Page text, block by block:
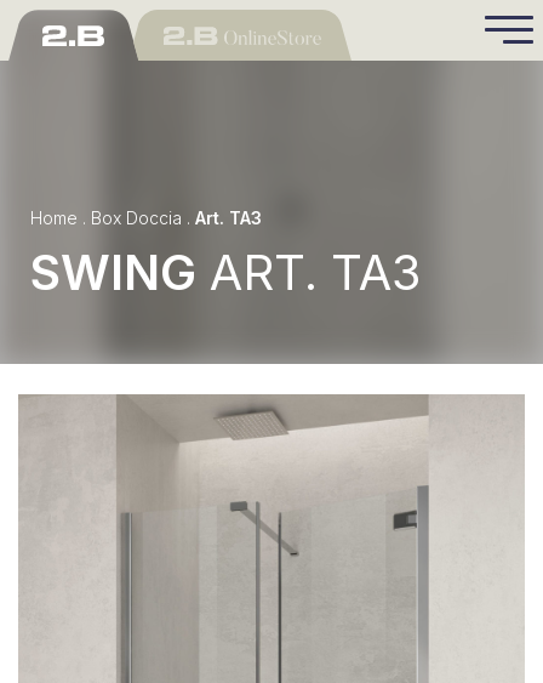
Home . Box Doccia . Art. TA3
SWING ART. TA3